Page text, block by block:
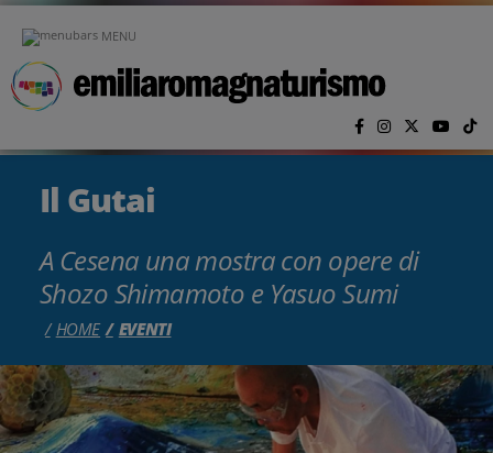
MENU
Il Gutai
A Cesena una mostra con opere di
Shozo Shimamoto e Yasuo Sumi
HOME EVENTI